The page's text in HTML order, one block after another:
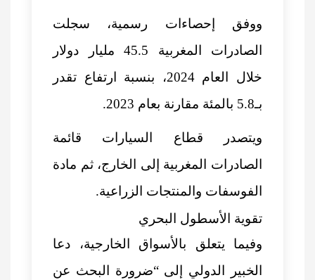
ووفق إحصاءات رسمية، سجلت
الصادرات المغربية 45.5 مليار دولار
خلال العام 2024، بنسبة ارتفاع تقدر
بـ5.8 بالمئة مقارنة بعام 2023.
ويتصدر قطاع السيارات قائمة
الصادرات المغربية إلى الخارج، ثم مادة
الفوسفات والمنتجات الزراعية.
تقوية الأسطول البحري
وفيما يتعلق بالأسواق الخارجية، دعا
الخبير الدولي إلى “ضرورة البحث عن